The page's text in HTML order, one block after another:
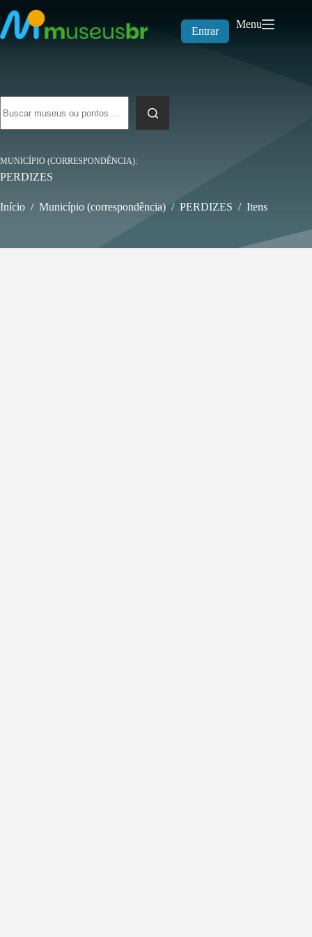
para
o
conteúdo
Entrar
Menu
resultados
MUNICÍPIO (CORRESPONDÊNCIA)
PERDIZES
Início / Município (correspondência) / PERDIZES / Itens